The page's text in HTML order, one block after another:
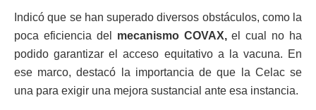
Indicó que se han superado diversos obstáculos, como la
poca eficiencia del
mecanismo COVAX,el cual no ha
podido garantizar el acceso equitativo a la vacuna. En
ese marco, destacó la importancia de que la Celac se
una para exigir una mejora sustancial ante esa instancia.